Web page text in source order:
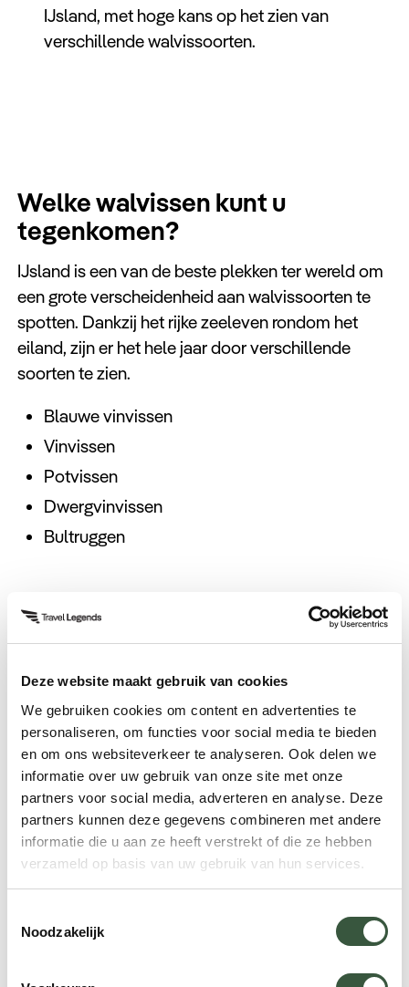
Deze website maakt gebruik van cookies
We gebruiken cookies om content en advertenties te
personaliseren, om functies voor social media te bieden
en om ons websiteverkeer te analyseren. Ook delen we
informatie over uw gebruik van onze site met onze
partners voor social media, adverteren en analyse. Deze
partners kunnen deze gegevens combineren met andere
informatie die u aan ze heeft verstrekt of die ze hebben
verzameld op basis van uw gebruik van hun services.
Noodzakelijk
IJsland, met hoge kans op het zien van
verschillende walvissoorten.
Welke walvissen kunt u
tegenkomen?
IJsland is een van de beste plekken ter wereld om
een grote verscheidenheid aan walvissoorten te
spotten. Dankzij het rijke zeeleven rondom het
eiland, zijn er het hele jaar door verschillende
soorten te zien.
Blauwe vinvissen
Vinvissen
Potvissen
Dwergvinvissen
Bultruggen
Hoe verloopt een
walvisspottour?
Een typische walvisspottour duurt tussen de 2 en
4 uur. Tijdens de tocht krijgt u vaak een introductie
over de verschillende walvissoorten en het
ecosysteem. De boten zijn meestal uitgerust met
moderne technologie om walvissen beter op te
sporen.
Walvisspotten gebeurt onder strikte veiligheids-
en milieuregels. Lokale gidsen zorgen ervoor dat